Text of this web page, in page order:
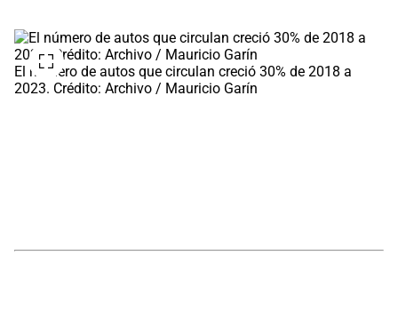
El número de autos que circulan creció 30% de 2018 a
2023. Crédito: Archivo / Mauricio Garín